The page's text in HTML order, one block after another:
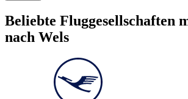
Beliebte Fluggesellschaften
nach Wels